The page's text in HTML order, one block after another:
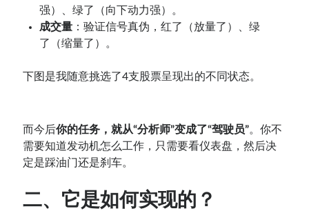
强）、绿了（向下动力强）。
成交量 ：验证信号真伪，红了（放量了）、绿
了（缩量了）。
下图是我随意挑选了4支股票呈现出的不同状态。
而今后你的任务，就从“分析师”变成了“驾驶员”。你不
需要知道发动机怎么工作，只需要看仪表盘，然后决
定是踩油门还是刹车。
二、它是如何实现的？